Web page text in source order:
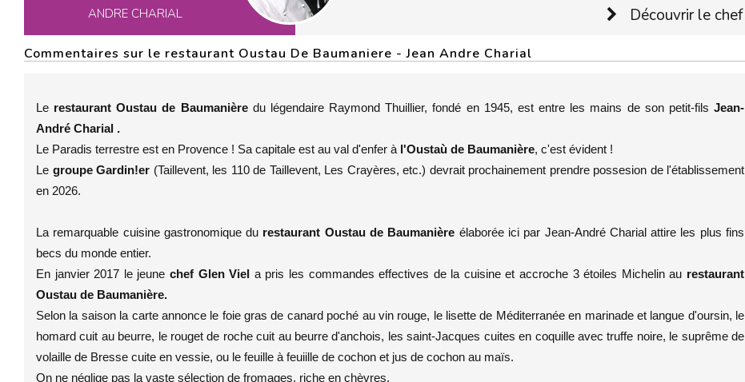
ANDRE CHARIAL
Découvrir le chef
Commentaires sur le restaurant Oustau De Baumaniere - Jean Andre Charial
Le restaurant Oustau de Baumanièredu légendaire Raymond Thuillier, fondé en 1945, est entre les mains de son petit-fils Jean-
André Charial .
Le Paradis terrestre est en Provence ! Sa capitale est au val d'enfer à l'Oustaù de Baumanière, c'est évident !
Le groupe Gardin!er (Taillevent, les 110 de Taillevent, Les Crayères, etc.) devrait prochainement prendre possesion de l'établissement
en 2026.
La remarquable cuisine gastronomique du restaurant Oustau de Baumanière élaborée ici par Jean-André Charial attire les plus fins
becs du monde entier.
En janvier 2017 le jeune chef Glen Viel a pris les commandes effectives de la cuisine et accroche 3 étoiles Michelin au restaurant
Oustau de Baumanière.
Selon la saison la carte annonce le foie gras de canard poché au vin rouge, le lisette de Méditerranée en marinade et langue d'oursin, le
homard cuit au beurre, le rouget de roche cuit au beurre d'anchois, les saint-Jacques cuites en coquille avec truffe noire, le suprême de
volaille de Bresse cuite en vessie, ou le feuille à feuiille de cochon et jus de cochon au maïs.
On ne néglige pas la vaste sélection de fromages, riche en chèvres.